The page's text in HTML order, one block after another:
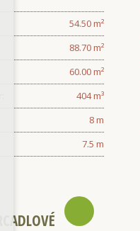
54.50m²
88.70m²
60.00m²
404m³
8m
7.5 m